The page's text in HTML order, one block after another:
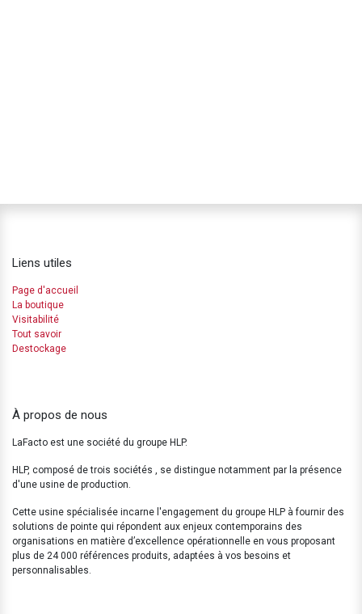
Liens utiles
Page d'accueil
La boutique
Visitabilité
Tout savoir
Destockage
À propos de nous
LaFacto est une société du groupe HLP.
HLP, composé de trois sociétés , se distingue notamment par la présence
d'une usine de production.
Cette usine spécialisée incarne l'engagement du groupe HLP à fournir des
solutions de pointe qui répondent aux enjeux contemporains des
organisations en matière d’excellence opérationnelle en vous proposant
plus de 24 000 références produits, adaptées à vos besoins et
personnalisables.